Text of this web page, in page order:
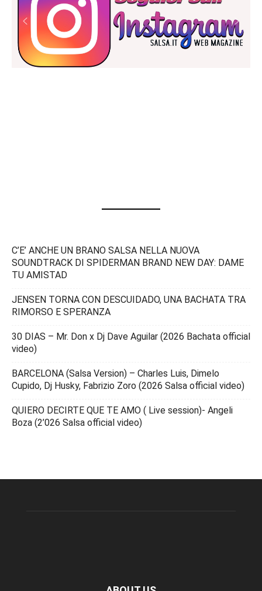
C’E’ ANCHE UN BRANO SALSA NELLA NUOVA
SOUNDTRACK DI SPIDERMAN BRAND NEW DAY: DAME
TU AMISTAD
JENSEN TORNA CON DESCUIDADO, UNA BACHATA TRA
RIMORSO E SPERANZA
30 DIAS – Mr. Don x Dj Dave Aguilar (2026 Bachata official
video)
BARCELONA (Salsa Version) – Charles Luis, Dimelo
Cupido, Dj Husky, Fabrizio Zoro (2026 Salsa official video)
QUIERO DECIRTE QUE TE AMO ( Live session)- Angeli
Boza (2’026 Salsa official video)